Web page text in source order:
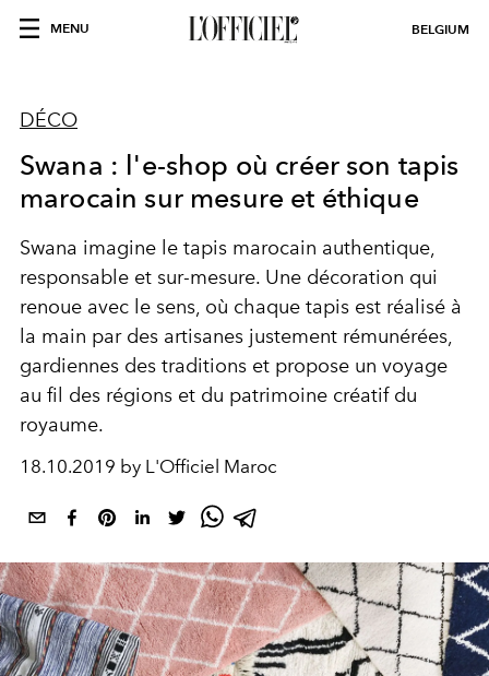
MENU BELGIUM
DÉCO
Swana : l'e-shop où créer son tapis
marocain sur mesure et éthique
Swana imagine le tapis marocain authentique,
responsable et sur-mesure. Une décoration qui
renoue avec le sens, où chaque tapis est réalisé à
la main par des artisanes justement rémunérées,
gardiennes des traditions et propose un voyage
au fil des régions et du patrimoine créatif du
royaume.
18.10.2019 by L'Officiel Maroc